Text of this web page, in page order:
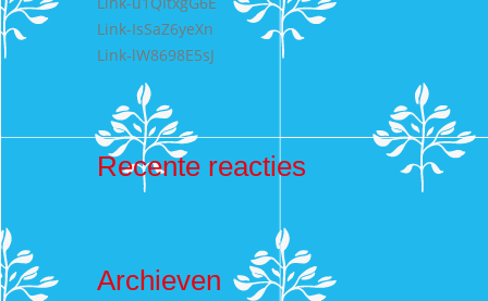
Link-IsSaZ6yeXn
Link-lW8698E5sJ
Recente reacties
Archieven